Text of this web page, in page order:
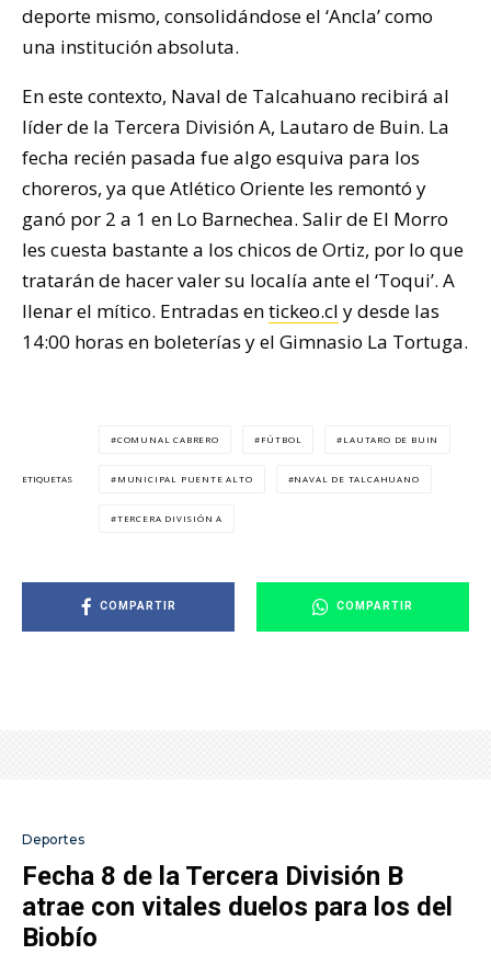
deporte mismo, consolidándose el ‘Ancla’ como
una institución absoluta.
En este contexto, Naval de Talcahuano recibirá al
líder de la Tercera División A, Lautaro de Buin. La
fecha recién pasada fue algo esquiva para los
choreros, ya que Atlético Oriente les remontó y
ganó por 2 a 1 en Lo Barnechea. Salir de El Morro
les cuesta bastante a los chicos de Ortiz, por lo que
tratarán de hacer valer su localía ante el ‘Toqui’. A
llenar el mítico. Entradas entickeo.cl y desde las
14:00 horas en boleterías y el Gimnasio La Tortuga.
ETIQUETAS
COMUNAL CABRERO FÚTBOL LAUTARO DE BUIN
MUNICIPAL PUENTE ALTO NAVAL DE TALCAHUANO
TERCERA DIVISIÓN A
COMPARTIR COMPARTIR
Deportes
Fecha 8 de la Tercera División B
atrae con vitales duelos para los del
Biobío